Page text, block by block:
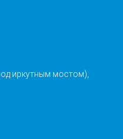
иркутным мостом),